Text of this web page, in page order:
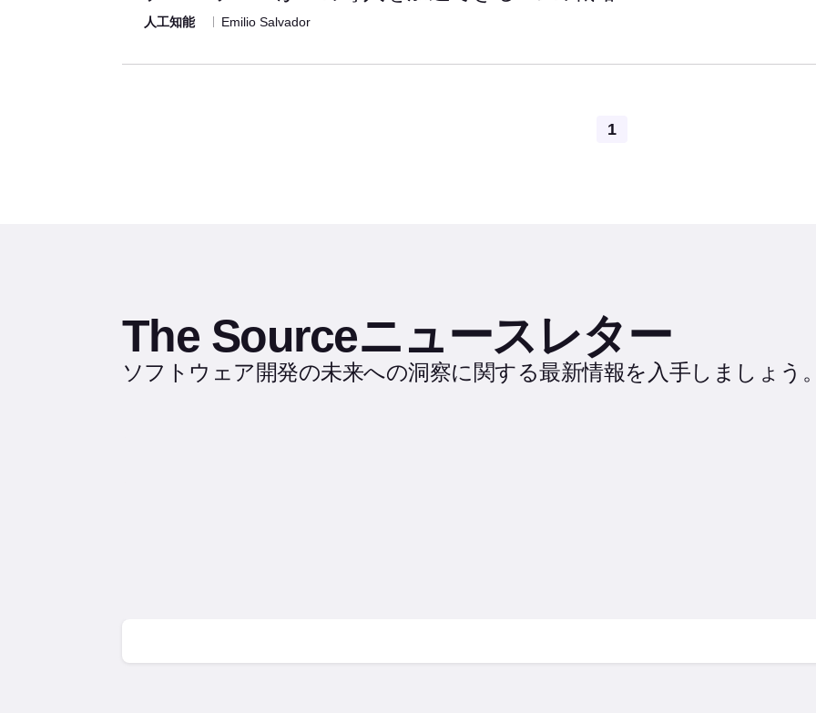
人工知能 Emilio Salvador
Pagination
1
The Sourceニュースレター
ソフトウェア開発の未来への洞察に関する最新情報を入手しましょう